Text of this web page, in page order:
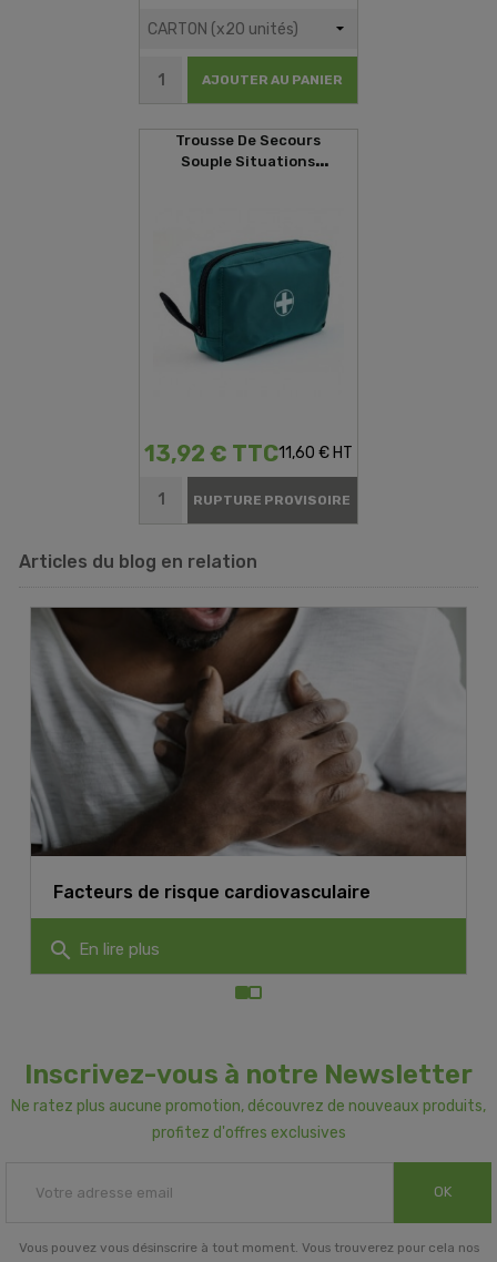
AJOUTER AU PANIER
Trousse De Secours
Souple Situations
13,92 € TTC11,60 € HT
RUPTURE PROVISOIRE
Articles du blog en relation
Facteurs de risque cardiovasculaire
search En lire plus
Inscrivez-vous à notre Newsletter
Ne ratez plus aucune promotion, découvrez de nouveaux produits,
profitez d'offres exclusives
OK
Vous pouvez vous désinscrire à tout moment. Vous trouverez pour cela nos